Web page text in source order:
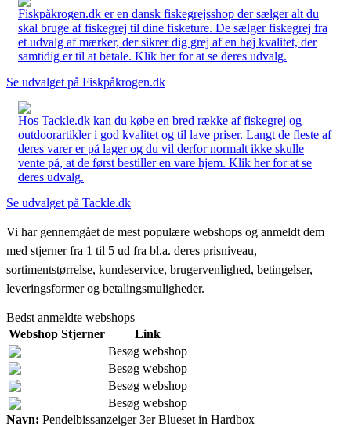
Fiskpåkrogen.dk er en dansk fiskegrejsshop der sælger alt du
skal bruge af fiskegrej til dine fisketure. De sælger fiskegrej fra
et udvalg af mærker, der sikrer dig grej af en høj kvalitet, der
samtidig er til at betale. Klik her for at se deres udvalg.
Se udvalget på Fiskpåkrogen.dk
Hos Tackle.dk kan du købe en bred række af fiskegrej og
outdoorartikler i god kvalitet og til lave priser. Langt de fleste af
deres varer er på lager og du vil derfor normalt ikke skulle
vente på, at de først bestiller en vare hjem. Klik her for at se
deres udvalg.
Se udvalget på Tackle.dk
Vi har gennemgået de mest populære webshops og anmeldt dem
med stjerner fra 1 til 5 ud fra bl.a. deres prisniveau,
sortimentstørrelse, kundeservice, brugervenlighed, betingelser,
leveringsformer og betalingsmuligheder.
Bedst anmeldte webshops
Webshop Stjerner
Link
Besøg webshop
Besøg webshop
Besøg webshop
Besøg webshop
Navn: Pendelbissanzeiger 3er Blueset in Hardbox